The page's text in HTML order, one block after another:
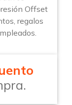
Offset
regalos